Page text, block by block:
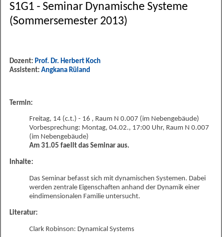
S1G1 - Seminar Dynamische Systeme
(Sommersemester 2013)
Dozent: Prof. Dr. Herbert Koch
Assistent: Angkana Rüland
Termin:
Freitag, 14 (c.t.) - 16 , Raum N 0.007 (im Nebengebäude)
Vorbesprechung: Montag, 04.02., 17:00 Uhr, Raum N 0.007
(im Nebengebäude)
Am 31.05 faellt das Seminar aus.
Inhalte:
Das Seminar befasst sich mit dynamischen Systemen. Dabei
werden zentrale Eigenschaften anhand der Dynamik einer
eindimensionalen Familie untersucht.
Literatur:
Clark Robinson: Dynamical Systems